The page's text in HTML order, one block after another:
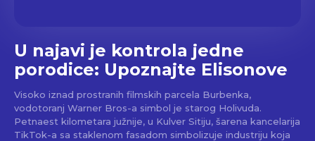
U najavi je kontrola jedne
porodice: Upoznajte Elisonove
Visoko iznad prostranih filmskih parcela Burbenka,
vodotoranj Warner Bros-a simbol je starog Holivuda.
Petnaest kilometara južnije, u Kulver Sitiju, šarena kancelarija
TikTok-a sa staklenom fasadom simbolizuje industriju koja